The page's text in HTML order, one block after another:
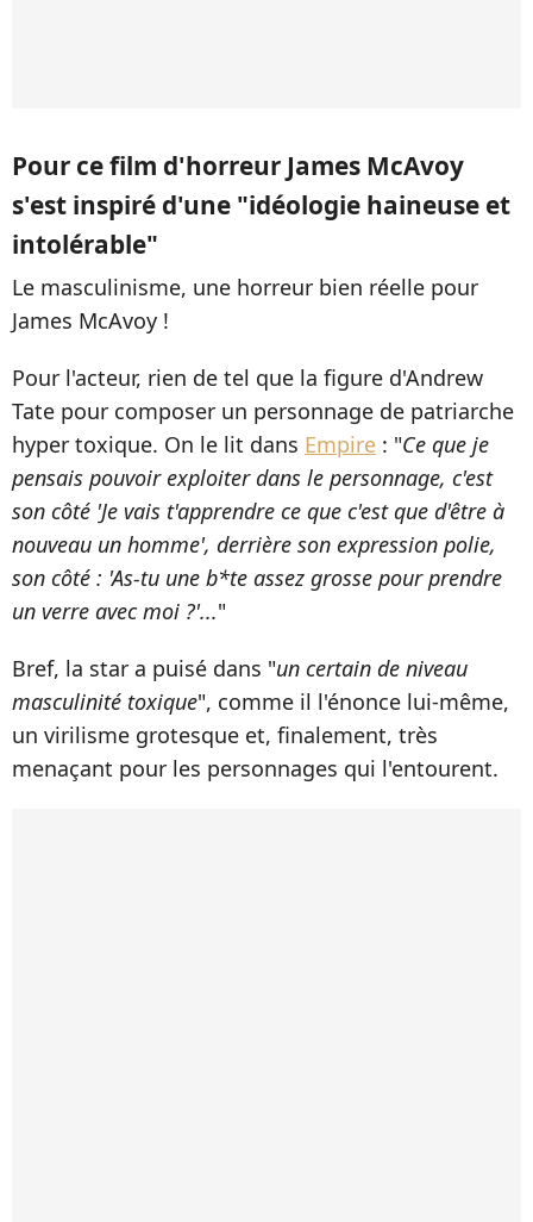
Pour ce film d'horreur James McAvoy
s'est inspiré d'une "idéologie haineuse et
intolérable"
Le masculinisme, une horreur bien réelle pour
James McAvoy !
Pour l'acteur, rien de tel que la figure d'Andrew
Tate pour composer un personnage de patriarche
hyper toxique. On le lit dans Empire : "Ce que je
pensais pouvoir exploiter dans le personnage, c'est
son côté 'Je vais t'apprendre ce que c'est que d'être à
nouveau un homme', derrière son expression polie,
son côté : 'As-tu une b*te assez grosse pour prendre
un verre avec moi ?'..."
Bref, la star a puisé dans "un certain de niveau
masculinité toxique", comme il l'énonce lui-même,
un virilisme grotesque et, finalement, très
menaçant pour les personnages qui l'entourent.